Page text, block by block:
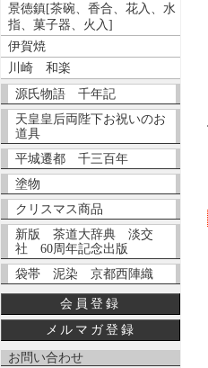
景徳鎮[茶碗、香合、花入、水
指、菓子器、火入]
伊賀焼
川崎 和楽
源氏物語 千年記
天皇皇后両陛下お祝いのお
道具
平城遷都 千三百年
塗物
クリスマス商品
新版 茶道大辞典 淡交
社 60周年記念出版
袋帯 泥染 京都西陣織
会員登録
メルマガ登録
お問い合わせ